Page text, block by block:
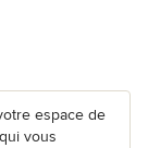
espace de
vous